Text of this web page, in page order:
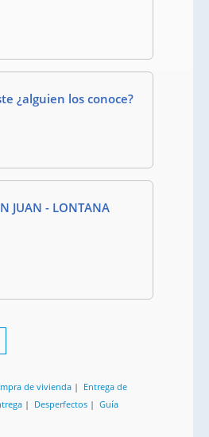
¿alguien los conoce?
JUAN - LONTANA
de vivienda | Entrega de
| Desperfectos | Guía